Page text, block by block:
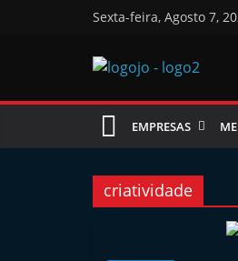
Sexta-feira, Agosto 7,
Jornal
das
Oficinas
EMPRESAS
criatividade